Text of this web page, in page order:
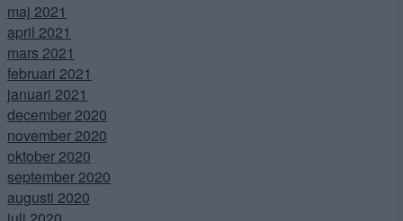
maj 2021
april 2021
mars 2021
februari 2021
januari 2021
december 2020
november 2020
oktober 2020
september 2020
augusti 2020